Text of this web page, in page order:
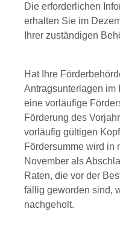
Die erforderlichen
erhalten Sie im
Ihrer zuständigen
Hat Ihre
Antragsunterlagen im
eine vorläufige
Förderung des
vorläufig gültigen
Fördersumme wird in
November als
Raten, die vor der
fällig geworden sind,
nachgeholt.